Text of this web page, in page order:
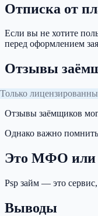
Отписка от
Если вы не хотите
перед оформлением
Отзывы
Только
Отзывы заёмщиков
Однако важно
Это МФО или
Psp займ — это
Выводы